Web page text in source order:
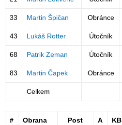
33 Martin Špičan Obránce
43 Lukáš Rotter Útočník
68 Patrik Zeman Útočník
83 Martin Čapek Obránce
Celkem
# Obrana Post A KB